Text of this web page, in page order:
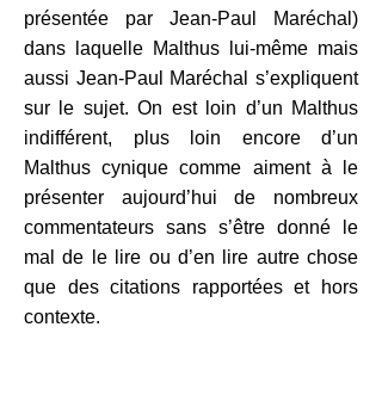
présentée par Jean-Paul Maréchal)
dans laquelle Malthus lui-même mais
aussi Jean-Paul Maréchal s’expliquent
sur le sujet. On est loin d’un Malthus
indifférent, plus loin encore d’un
Malthus cynique comme aiment à le
présenter aujourd’hui de nombreux
commentateurs sans s’être donné le
mal de le lire ou d’en lire autre chose
que des citations rapportées et hors
contexte.